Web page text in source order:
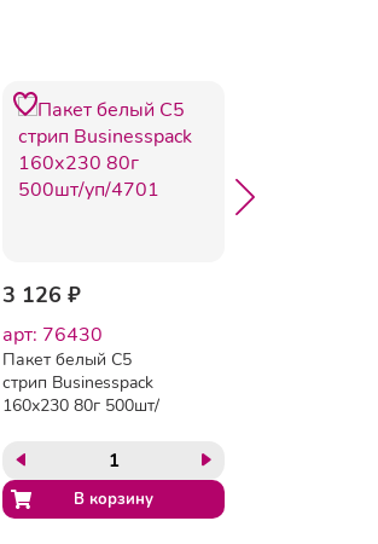
3 126 ₽
арт: 76430
Пакет белый С5
стрип Businesspack
160х230 80г 500шт/